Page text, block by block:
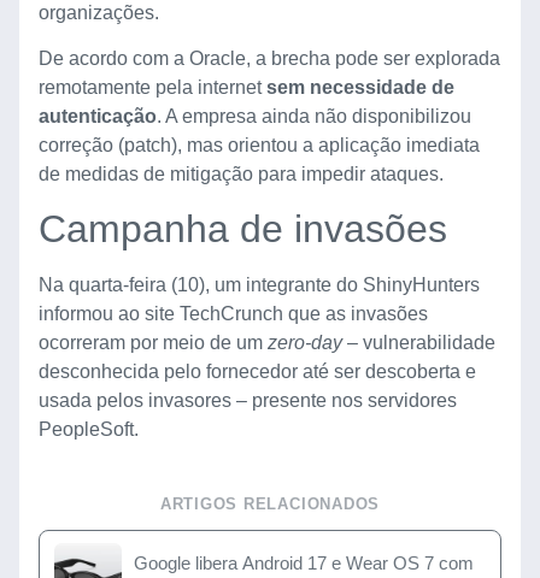
organizações.
De acordo com a Oracle, a brecha pode ser explorada
remotamente pela internetsem necessidade de
autenticação. A empresa ainda não disponibilizou
correção (patch), mas orientou a aplicação imediata
de medidas de mitigação para impedir ataques.
Campanha de invasões
Na quarta-feira (10), um integrante do ShinyHunters
informou ao site TechCrunch que as invasões
ocorreram por meio de um zero-day– vulnerabilidade
desconhecida pelo fornecedor até ser descoberta e
usada pelos invasores – presente nos servidores
PeopleSoft.
ARTIGOS RELACIONADOS
Google libera Android 17 e Wear OS 7 com